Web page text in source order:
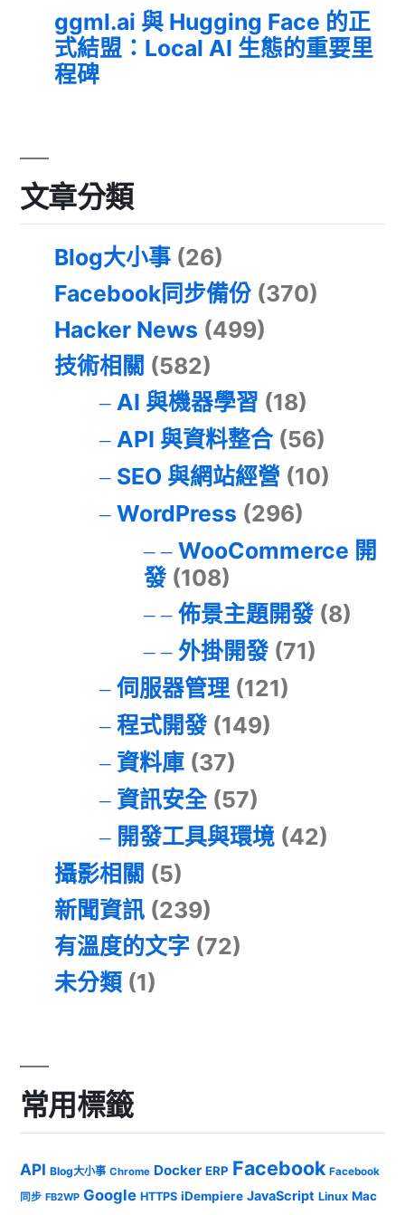
ggml.ai 與 Hugging Face 的正
式結盟：Local AI 生態的重要里
程碑
文章分類
Blog大小事 (26)
Facebook同步備份 (370)
Hacker News (499)
技術相關 (582)
AI 與機器學習 (18)
API 與資料整合(56)
SEO 與網站經營 (10)
WordPress (296)
WooCommerce 開
發(108)
佈景主題開發(8)
外掛開發(71)
伺服器管理(121)
程式開發(149)
資料庫(37)
資訊安全(57)
開發工具與環境(42)
攝影相關 (5)
新聞資訊 (239)
有溫度的文字 (72)
未分類 (1)
常用標籤
API Blog大小事 Chrome Docker ERP Facebook Facebook
同步 FB2WP Google HTTPS iDempiere JavaScript Linux Mac